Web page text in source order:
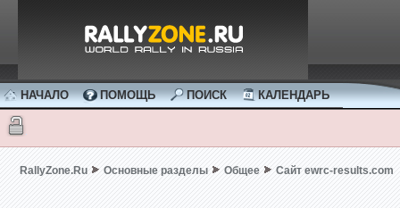
НАЧАЛО ПОМОЩЬ ПОИСК КАЛЕНДАРЬ
RallyZone.Ru Основные разделы Общее Сайт ewrc-results.com